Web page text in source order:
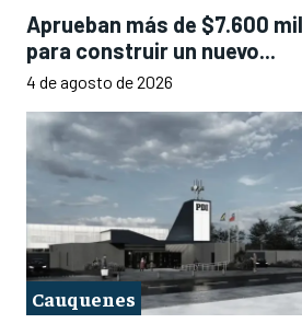
Aprueban más de $7.600
para construir un nuevo...
4 de agosto de 2026
Cauquenes